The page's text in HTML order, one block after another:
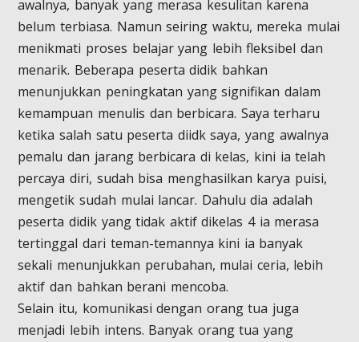
awalnya, banyak yang merasa kesulitan karena
belum terbiasa. Namun seiring waktu, mereka mulai
menikmati proses belajar yang lebih fleksibel dan
menarik. Beberapa peserta didik bahkan
menunjukkan peningkatan yang signifikan dalam
kemampuan menulis dan berbicara. Saya terharu
ketika salah satu peserta diidk saya, yang awalnya
pemalu dan jarang berbicara di kelas, kini ia telah
percaya diri, sudah bisa menghasilkan karya puisi,
mengetik sudah mulai lancar. Dahulu dia adalah
peserta didik yang tidak aktif dikelas 4 ia merasa
tertinggal dari teman-temannya kini ia banyak
sekali menunjukkan perubahan, mulai ceria, lebih
aktif dan bahkan berani mencoba.
Selain itu, komunikasi dengan orang tua juga
menjadi lebih intens. Banyak orang tua yang